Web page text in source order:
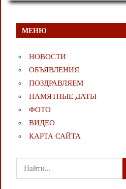
МЕНЮ
НОВОСТИ
ОБЪЯВЛЕНИЯ
ПОЗДРАВЛЯЕМ
ПАМЯТНЫЕ ДАТЫ
ФОТО
ВИДЕО
КАРТА САЙТА
Поиск
для: